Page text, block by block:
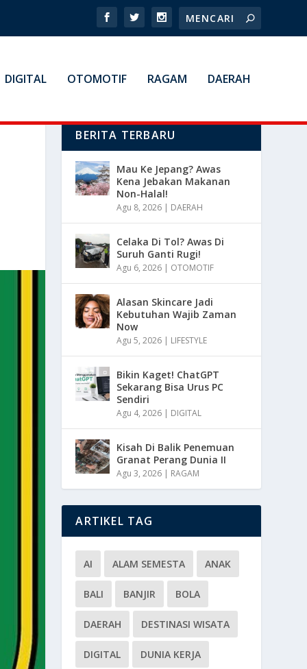
DIGITAL OTOMOTIF RAGAM DAERAH
BERITA TERBARU
Mau Ke Jepang? Awas
Kena Jebakan Makanan
Non-Halal!
Agu 8, 2026 | DAERAH
Celaka Di Tol? Awas Di
Suruh Ganti Rugi!
Agu 6, 2026 | OTOMOTIF
Alasan Skincare Jadi
Kebutuhan Wajib Zaman
Now
Agu 5, 2026 | LIFESTYLE
Bikin Kaget! ChatGPT
Sekarang Bisa Urus PC
Sendiri
Agu 4, 2026 | DIGITAL
Kisah Di Balik Penemuan
Granat Perang Dunia II
Agu 3, 2026 | RAGAM
ARTIKEL TAG
AI ALAM SEMESTA ANAK
BALI BANJIR BOLA
DAERAH DESTINASI WISATA
DIGITAL DUNIA KERJA